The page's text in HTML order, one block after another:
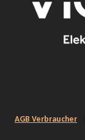
AGB Verbraucher